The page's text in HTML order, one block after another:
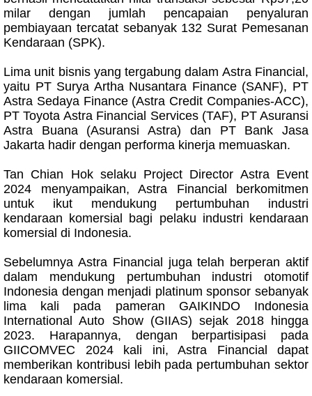
milar dengan jumlah pencapaian penyaluran
pembiayaan tercatat sebanyak 132 Surat Pemesanan
Kendaraan (SPK).
Lima unit bisnis yang tergabung dalam Astra Financial,
yaitu PT Surya Artha Nusantara Finance (SANF), PT
Astra Sedaya Finance (Astra Credit Companies-ACC),
PT Toyota Astra Financial Services (TAF), PT Asuransi
Astra Buana (Asuransi Astra) dan PT Bank Jasa
Jakarta hadir dengan performa kinerja memuaskan.
Tan Chian Hok selaku Project Director Astra Event
2024 menyampaikan, Astra Financial berkomitmen
untuk ikut mendukung pertumbuhan industri
kendaraan komersial bagi pelaku industri kendaraan
komersial di Indonesia.
Sebelumnya Astra Financial juga telah berperan aktif
dalam mendukung pertumbuhan industri otomotif
Indonesia dengan menjadi platinum sponsor sebanyak
lima kali pada pameran GAIKINDO Indonesia
International Auto Show (GIIAS) sejak 2018 hingga
2023. Harapannya, dengan berpartisipasi pada
GIICOMVEC 2024 kali ini, Astra Financial dapat
memberikan kontribusi lebih pada pertumbuhan sektor
kendaraan komersial.